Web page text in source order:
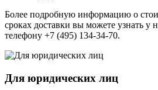
Более подробную информацию о
сроках доставки вы можете узнать у
телефону +7 (495) 134-34-70.
Для юридических лиц